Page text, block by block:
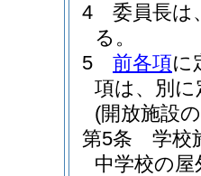
4
委員長は
る。
5
前各項に
項は、別
(開放施設
第5条
学校
中学校の